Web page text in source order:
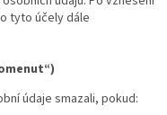
tyto účely dále
údaje smazali, pokud: